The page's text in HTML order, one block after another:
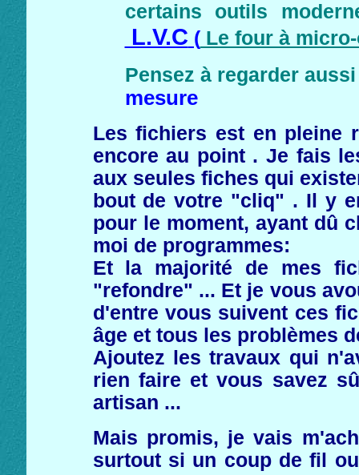
certains outils
L.V.C (Le four à
Pensez à regarder
mesure
Les fichiers est en pleine
encore au point . Je fais
aux seules fiches qui
bout de votre "cliq" . Il y
pour le moment, ayant dû
moi de programmes:
Et la majorité de mes
"refondre" ... Et je vous
d'entre vous suivent ces
âge et tous les problèmes
Ajoutez les travaux qui
rien faire et vous savez
artisan ...
Mais promis, je vais
surtout si un coup de fil